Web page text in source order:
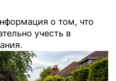
о том, что
учесть в